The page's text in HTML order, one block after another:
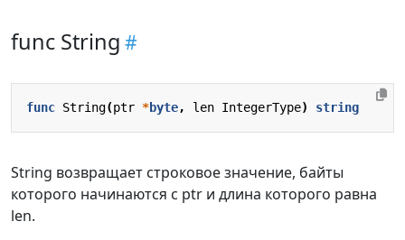
func String
func String(ptr *byte, len IntegerType) string
String возвращает строковое значение, байты
которого начинаются с ptr и длина которого равна
len.